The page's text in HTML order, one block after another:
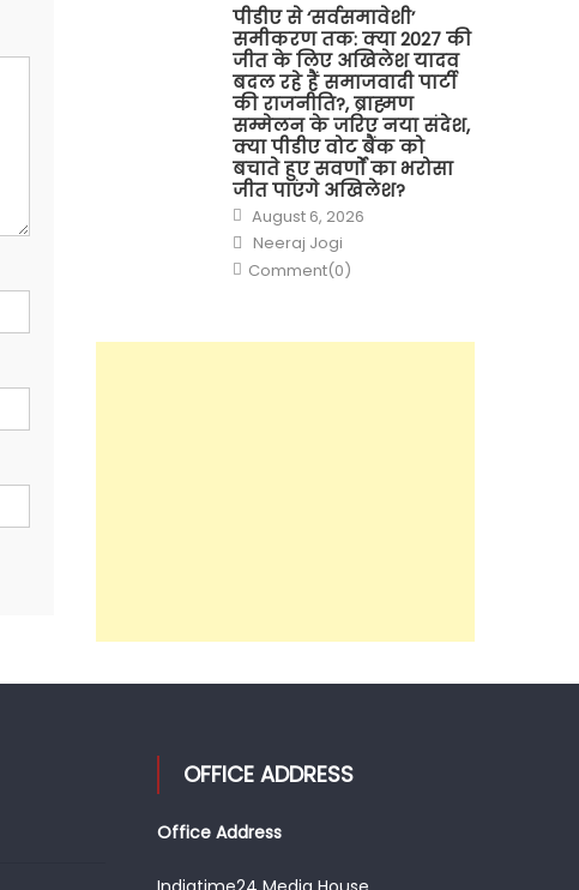
पीडीए से ‘सर्वसमावेशी’
समीकरण तक: क्या 2027 की
जीत के लिए अखिलेश यादव
बदल रहे हैं समाजवादी पार्टी
की राजनीति?, ब्राह्मण
सम्मेलन के जरिए नया संदेश,
क्या पीडीए वोट बैंक को
बचाते हुए सवर्णों का भरोसा
जीत पाएंगे अखिलेश?
Posted
on
August 6, 2026
Author
Neeraj Jogi
Comment(0)
OFFICE ADDRESS
Office Address